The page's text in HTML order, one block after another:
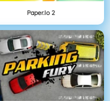
Paper.io 2